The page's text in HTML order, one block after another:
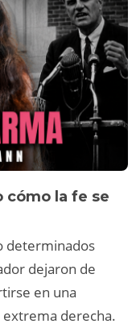
cómo la fe se
determinados
dejaron de
en una
extrema derecha.